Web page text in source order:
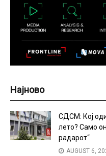
Најново
СДСМ: Кој оди
лето? Само
радарот“
AUGUST 6,